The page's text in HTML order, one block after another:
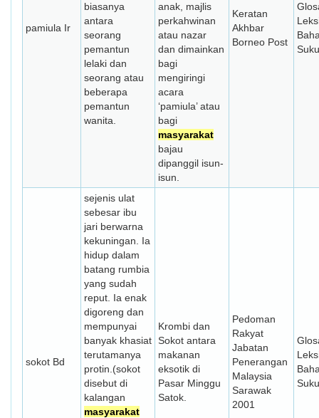
pamiula Ir
biasanya
antara
seorang
pemantun
lelaki dan
seorang atau
beberapa
pemantun
wanita.
anak, majlis
perkahwinan
atau nazar
dan dimainkan
bagi
mengiringi
acara
‘pamiula’ atau
bagi
masyarakat
bajau
dipanggil isun-
isun.
Keratan
Akhbar
Borneo Post
sokot Bd
sejenis ulat
sebesar ibu
jari berwarna
kekuningan. Ia
hidup dalam
batang rumbia
yang sudah
reput. Ia enak
digoreng dan
mempunyai
banyak khasiat
terutamanya
protin.(sokot
disebut di
kalangan
masyarakat
Krombi dan
Sokot antara
makanan
eksotik di
Pasar Minggu
Satok.
Pedoman
Rakyat
Jabatan
Penerangan
Malaysia
Sarawak
2001